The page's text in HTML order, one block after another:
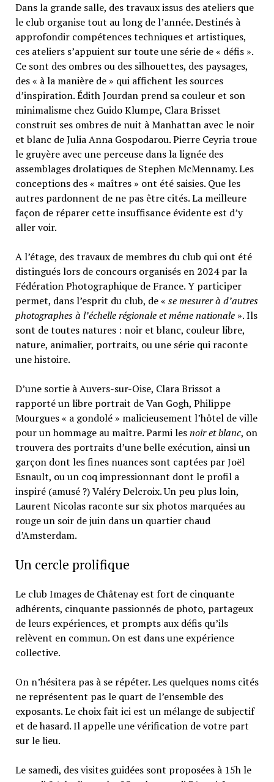
Dans la grande salle, des travaux issus des ateliers que
le club organise tout au long de l’année. Destinés à
approfondir compétences techniques et artistiques,
ces ateliers s’appuient sur toute une série de « défis ».
Ce sont des ombres ou des silhouettes, des paysages,
des « à la manière de » qui affichent les sources
d’inspiration. Édith Jourdan prend sa couleur et son
minimalisme chez Guido Klumpe, Clara Brisset
construit ses ombres de nuit à Manhattan avec le noir
et blanc de Julia Anna Gospodarou. Pierre Ceyria troue
le gruyère avec une perceuse dans la lignée des
assemblages drolatiques de Stephen McMennamy. Les
conceptions des « maîtres » ont été saisies. Que les
autres pardonnent de ne pas être cités. La meilleure
façon de réparer cette insuffisance évidente est d’y
aller voir.
A l’étage, des travaux de membres du club qui ont été
distingués lors de concours organisés en 2024 par la
Fédération Photographique de France. Y participer
permet, dans l’esprit du club, de « se mesurer à d’autres
photographes à l’échelle régionale et même nationale». Ils
sont de toutes natures : noir et blanc, couleur libre,
nature, animalier, portraits, ou une série qui raconte
une histoire.
D’une sortie à Auvers-sur-Oise, Clara Brissot a
rapporté un libre portrait de Van Gogh, Philippe
Mourgues « a gondolé » malicieusement l’hôtel de ville
pour un hommage au maître. Parmi lesnoir et blanc, on
trouvera des portraits d’une belle exécution, ainsi un
garçon dont les fines nuances sont captées par Joël
Esnault, ou un coq impressionnant dont le profil a
inspiré (amusé ?) Valéry Delcroix. Un peu plus loin,
Laurent Nicolas raconte sur six photos marquées au
rouge un soir de juin dans un quartier chaud
d’Amsterdam.
Un cercle prolifique
Le club Images de Châtenay est fort de cinquante
adhérents, cinquante passionnés de photo, partageux
de leurs expériences, et prompts aux défis qu’ils
relèvent en commun. On est dans une expérience
collective.
On n’hésitera pas à se répéter. Les quelques noms cités
ne représentent pas le quart de l’ensemble des
exposants. Le choix fait ici est un mélange de subjectif
et de hasard. Il appelle une vérification de votre part
sur le lieu.
Le samedi, des visites guidées sont proposées à 15h le